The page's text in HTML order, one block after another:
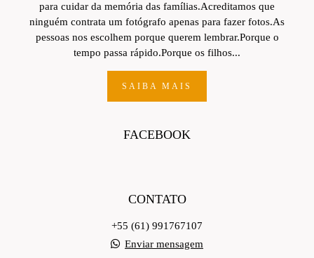
para cuidar da memória das famílias.Acreditamos que
ninguém contrata um fotógrafo apenas para fazer fotos.As
pessoas nos escolhem porque querem lembrar.Porque o
tempo passa rápido.Porque os filhos...
SAIBA MAIS
FACEBOOK
CONTATO
+55 (61) 991767107
Enviar mensagem